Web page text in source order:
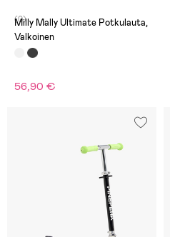
(0)
Milly Mally Ultimate Potkulauta,
Valkoinen
56,90 €